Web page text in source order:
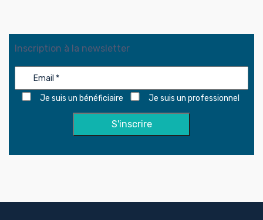
Inscription à la newsletter
Je suis un bénéficiaire Je suis un professionnel